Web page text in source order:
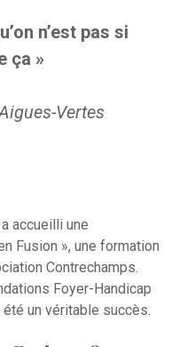
n’est pas si
ça »
Vertes
accueilli une
Fusion », une formation
Contrechamps.
Foyer-Handicap
un véritable succès.